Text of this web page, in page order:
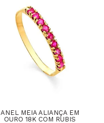
ANEL MEIA ALIANÇA EM
OURO 18K COM RUBIS